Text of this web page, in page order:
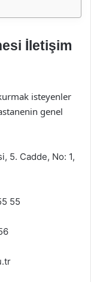
İletişim
isteyenler
genel
5. Cadde, No: 1,
55